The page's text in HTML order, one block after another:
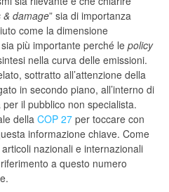
& damage” sia di importanza
come la dimensione
più importante perché le policy
nella curva delle emissioni.
sottratto all’attenzione della
in secondo piano, all’interno di
il pubblico non specialista.
della COP 27 per toccare con
informazione chiave. Come
nazionali e internazionali
a questo numero